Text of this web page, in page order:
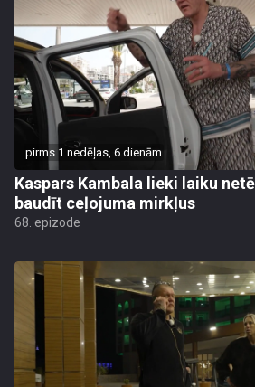
pirms 1 nedēļas, 6 dienām
Kaspars Kambala lieki laiku
baudīt ceļojuma mirkļus
68. epizode